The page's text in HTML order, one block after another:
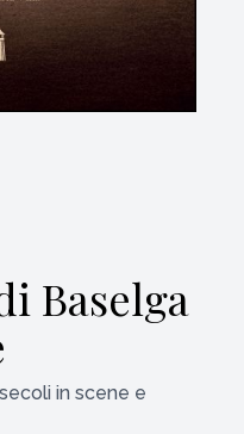
Baselga
in scene e